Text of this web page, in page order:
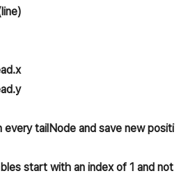
tailNode and save new positi
start with an index of 1 and not